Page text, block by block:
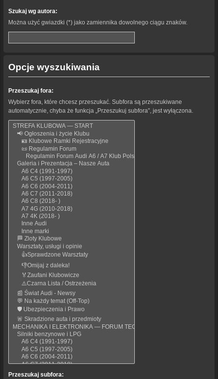
Szukaj wg autora:
Można użyć gwiazdki (*) jako zamiennika dowolnego ciągu znaków.
Opcje wyszukiwania
Przeszukaj fora:
Wybierz fora, które chcesz przeszukać. Subfora są przeszukiwane
automatycznie, chyba że funkcja „Przeszukuj subfora”, jest wyłączona.
Przeszukaj subfora: